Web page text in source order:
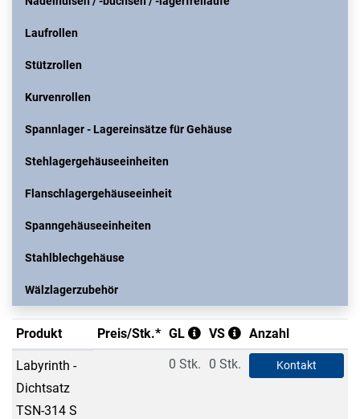
Laufrollen
Stützrollen
Kurvenrollen
Spannlager - Lagereinsätze für Gehäuse
Stehlagergehäuseeinheiten
Flanschlagergehäuseeinheit
Spanngehäuseeinheiten
Stahlblechgehäuse
Wälzlagerzubehör
Produkt Preis/Stk.* GL VS Anzahl
Labyrinth -
Dichtsatz
TSN-314 S
0 Stk. 0 Stk. Kontakt